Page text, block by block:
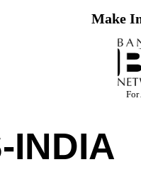
Make
For
INDIA